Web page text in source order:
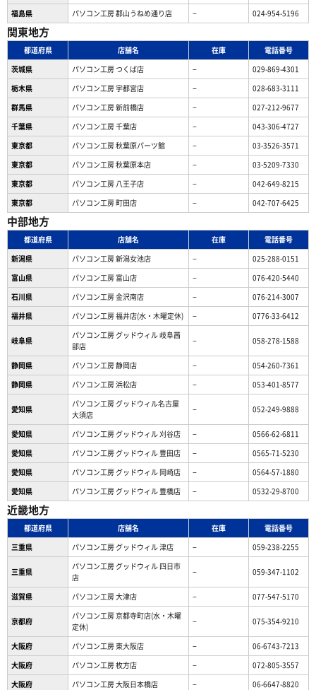
福島県
パソコン工房 郡山うねめ通り店 − 024-954-5196
関東地方
都道府県 店舗名 在庫
電話番号
茨城県
パソコン工房 つくば店 −
029-869-4301
栃木県
パソコン工房 宇都宮店 −
028-683-3111
群馬県
パソコン工房 新前橋店 −
027-212-9677
千葉県
パソコン工房 千葉店 −
043-306-4727
東京都
パソコン工房 秋葉原パーツ館 −
03-3526-3571
東京都
パソコン工房 秋葉原本店 −
03-5209-7330
東京都
パソコン工房 八王子店 −
042-649-8215
東京都
パソコン工房 町田店 − 042-707-6425
中部地方
都道府県 店舗名 在庫
電話番号
新潟県
パソコン工房 新潟女池店 −
025-288-0151
富山県
パソコン工房 富山店 −
076-420-5440
石川県
パソコン工房 金沢南店 −
076-214-3007
福井県
パソコン工房 福井店(水・木曜定休) − 0776-33-6412
岐阜県
パソコン工房 グッドウィル 岐阜茜
部店
− 058-278-1588
静岡県 パソコン工房 静岡店 −
054-260-7361
静岡県
パソコン工房 浜松店 − 053-401-8577
愛知県
パソコン工房 グッドウィル名古屋
大須店
− 052-249-9888
愛知県 パソコン工房 グッドウィル 刈谷店 −
0566-62-6811
愛知県
パソコン工房 グッドウィル 豊田店 −
0565-71-5230
愛知県
パソコン工房 グッドウィル 岡崎店 −
0564-57-1880
愛知県
パソコン工房 グッドウィル 豊橋店 − 0532-29-8700
近畿地方
都道府県 店舗名 在庫
電話番号
三重県
パソコン工房 グッドウィル 津店 − 059-238-2255
三重県
パソコン工房 グッドウィル 四日市
店
− 059-347-1102
滋賀県 パソコン工房 大津店 − 077-547-5170
京都府
パソコン工房 京都寺町店(水・木曜
定休)
− 075-354-9210
大阪府 パソコン工房 東大阪店 −
06-6743-7213
大阪府
パソコン工房 枚方店 −
072-805-3557
大阪府
パソコン工房 大阪日本橋店 −
06-6647-8820